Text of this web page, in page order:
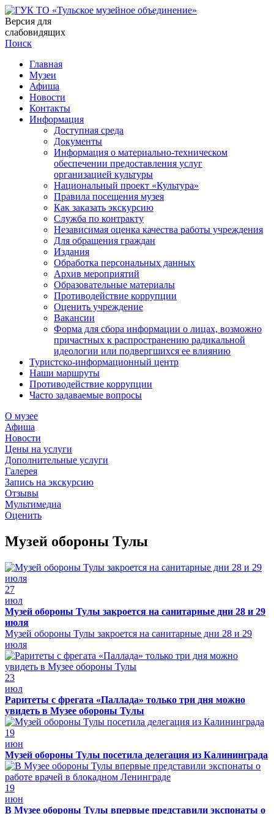
Версия для
слабовидящих
Поиск
Главная
Музеи
Афиша
Новости
Контакты
Информация
Доступная среда
Документы
Информация о материально-техническом
обеспечении предоставления услуг
организацией культуры
Национальный проект «Культура»
Правила посещения музея
Как заказать экскурсию
Служба по контракту
Независимая оценка качества работы учреждения
Для обращения граждан
Издания
Обработка персональных данных
Архив мероприятий
Образовательные материалы
Противодействие коррупции
Оценить учреждение
Вакансии
Форма для сбора информации о лицах, возможно
причастных к распространению радикальной
идеологии или подвергшихся ее влиянию
Туристско-информационный центр
Наши маршруты
Противодействие коррупции
Часто задаваемые вопросы
О музее
Афиша
Новости
Цены на услуги
Дополнительные услуги
Галерея
Запись на экскурсию
Отзывы
Мультимедиа
Оценить
Музей обороны Тулы
27
июл
Музей обороны Тулы закроется на санитарные дни 28 и 29
июля
Музей обороны Тулы закроется на санитарные дни 28 и 29
июля
23
июл
Раритеты с фрегата «Паллада» только три дня можно
увидеть в Музее обороны Тулы
19
июн
Музей обороны Тулы посетила делегация из Калининграда
19
июн
В Музее обороны Тулы впервые представили экспонаты о